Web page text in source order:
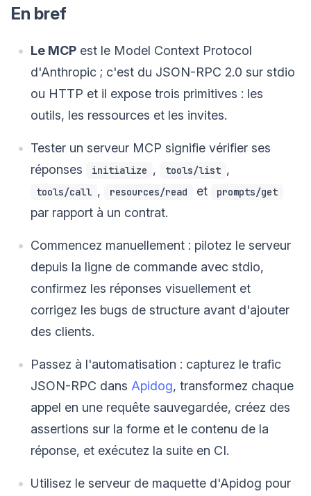
En bref
Le MCP est le Model Context Protocol
d'Anthropic ; c'est du JSON-RPC 2.0 sur stdio
ou HTTP et il expose trois primitives : les
outils, les ressources et les invites.
Tester un serveur MCP signifie vérifier ses
réponses
initialize , tools/list ,
tools/call , resources/read et prompts/get
par rapport à un contrat.
Commencez manuellement : pilotez le serveur
depuis la ligne de commande avec stdio,
confirmez les réponses visuellement et
corrigez les bugs de structure avant d'ajouter
des clients.
Passez à l'automatisation : capturez le trafic
JSON-RPC dans Apidog, transformez chaque
appel en une requête sauvegardée, créez des
assertions sur la forme et le contenu de la
réponse, et exécutez la suite en CI.
Utilisez le serveur de maquette d'Apidog pour